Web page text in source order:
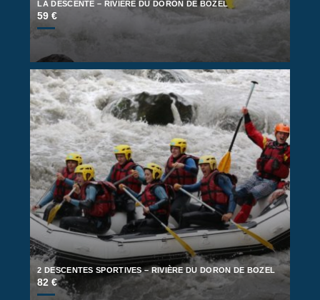
LA DESCENTE – RIVIÈRE DU DORON DE BOZEL
59 €
2 DESCENTES SPORTIVES – RIVIÈRE DU DORON DE BOZEL
82 €